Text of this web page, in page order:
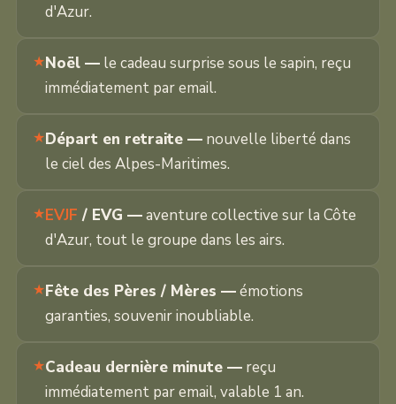
d'Azur.
Noël —le cadeau surprise sous le sapin, reçu
immédiatement par email.
Départ en retraite —nouvelle liberté dans
le ciel des Alpes-Maritimes.
EVJF / EVG —aventure collective sur la Côte
d'Azur, tout le groupe dans les airs.
Fête des Pères / Mères —émotions
garanties, souvenir inoubliable.
Cadeau dernière minute —reçu
immédiatement par email, valable 1 an.